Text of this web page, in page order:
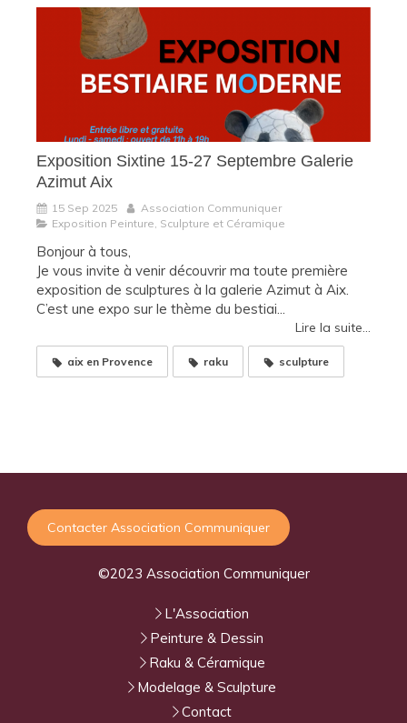
Exposition Sixtine 15-27 Septembre Galerie
Azimut Aix
15 Sep 2025
Association Communiquer
Exposition Peinture, Sculpture et Céramique
Bonjour à tous,
Je vous invite à venir découvrir ma toute première
exposition de sculptures à la galerie Azimut à Aix.
C’est une expo sur le thème du bestiai...
Lire la suite...
aix en Provence raku sculpture
Contacter Association Communiquer
©2023 Association Communiquer
L'Association
Peinture & Dessin
Raku & Céramique
Modelage & Sculpture
Contact